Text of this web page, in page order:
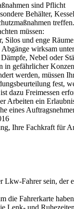
sind Pflicht
Behälter,
treffen.
müssen:
Silos und enge
wirksam
Nebel oder
in gefährlicher
werden, müssen
fest,
dazu Freimessen
Arbeiten ein
eines
Ihre Fachkraft für
Lkw-Fahrer sein,
die Fahrerkarte
Lenk- und